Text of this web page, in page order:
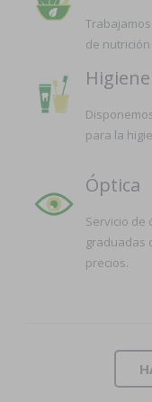
de
para la
Óptica
Servicio de
graduadas
precios.